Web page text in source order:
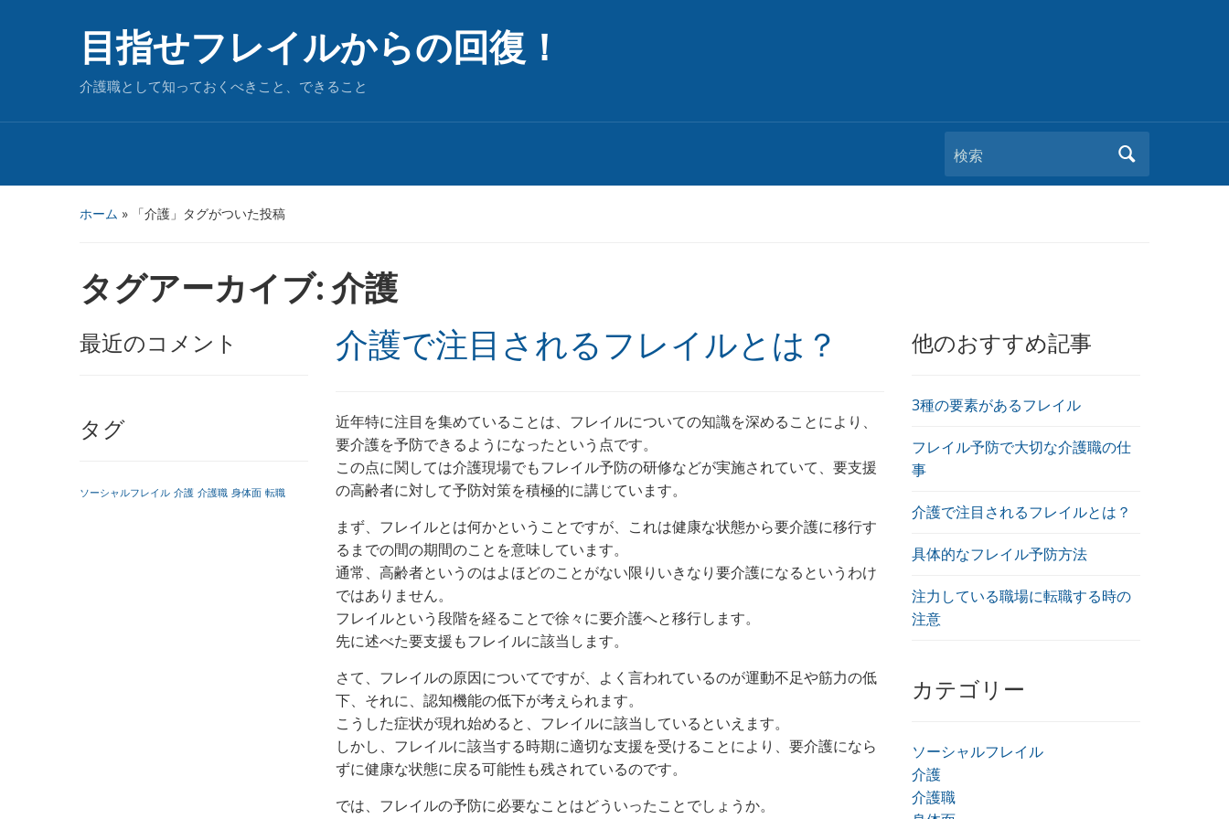
目指せフレイルからの回復！
介護職として知っておくべきこと、できること
検索
ホーム » 「介護」タグがついた投稿
タグアーカイブ: 介護
最近のコメント
タグ
ソーシャルフレイル 介護 介護職 身体面 転職
介護で注目されるフレイルとは？
近年特に注目を集めていることは、フレイルについての知識を深めることにより、
要介護を予防できるようになったという点です。
この点に関しては介護現場でもフレイル予防の研修などが実施されていて、要支援
の高齢者に対して予防対策を積極的に講じています。
まず、フレイルとは何かということですが、これは健康な状態から要介護に移行す
るまでの間の期間のことを意味しています。
通常、高齢者というのはよほどのことがない限りいきなり要介護になるというわけ
ではありません。
フレイルという段階を経ることで徐々に要介護へと移行します。
先に述べた要支援もフレイルに該当します。
さて、フレイルの原因についてですが、よく言われているのが運動不足や筋力の低
下、それに、認知機能の低下が考えられます。
こうした症状が現れ始めると、フレイルに該当しているといえます。
しかし、フレイルに該当する時期に適切な支援を受けることにより、要介護になら
ずに健康な状態に戻る可能性も残されているのです。
では、フレイルの予防に必要なことはどういったことでしょうか。
他のおすすめ記事
3種の要素があるフレイル
フレイル予防で大切な介護職の仕
事
介護で注目されるフレイルとは？
具体的なフレイル予防方法
注力している職場に転職する時の
注意
カテゴリー
ソーシャルフレイル
介護
介護職